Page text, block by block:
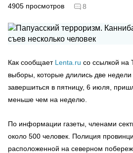
4905 просмотров 8
Как сообщает Lenta.ru со ссылкой на
выборы, которые длились две
завершиться в пятницу, 6 июля,
меньше чем на неделю.
По информации газеты, членами
около 500 человек. Полиция
расположенной на северном